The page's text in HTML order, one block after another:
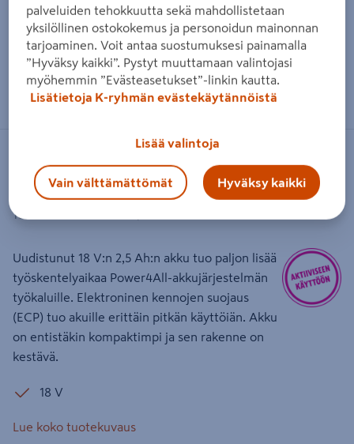
Zoomaa kuvaa sormilla kosketusnäytöllä
Akku Bosch 18V 2,5Ah
Tuotenumero
Uudistunut 18 V:n 2,5 Ah:n akku tuo paljon lisää
työskentelyaikaa Power4All-akkujärjestelmän
työkaluille. Elektroninen kennojen suojaus
(ECP) tuo akuille erittäin pitkän käyttöiän. Akku
on entistäkin kompaktimpi ja sen rakenne on
kestävä.
18 V
Lue koko tuotekuvaus
palveluiden tehokkuutta sekä mahdollistetaan
yksilöllinen ostokokemus ja personoidun mainonnan
tarjoaminen. Voit antaa suostumuksesi painamalla
”Hyväksy kaikki”. Pystyt muuttamaan valintojasi
myöhemmin ”Evästeasetukset”-linkin kautta.
Lisätietoja K-ryhmän evästekäytännöistä
Lisää valintoja
Vain välttämättömät Hyväksy kaikki